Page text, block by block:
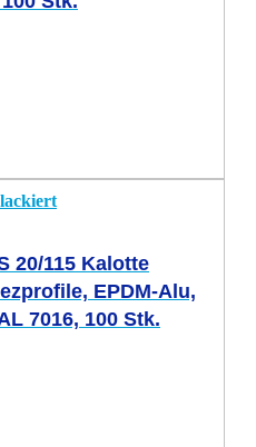
20/115 Kalotte
EPDM-Alu,
7016, 100 Stk.